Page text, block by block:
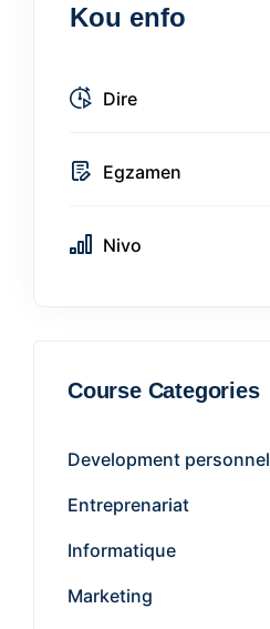
Kou enfo
Dire
Egzamen
Nivo
Course Categories
Development personnel
Entreprenariat
Informatique
Marketing